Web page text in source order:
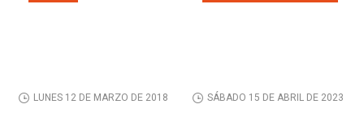
LUNES 12 DE MARZO DE 2018 SÁBADO 15 DE ABRIL DE 2023